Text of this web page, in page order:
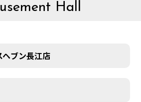
Hall
ブン長江店